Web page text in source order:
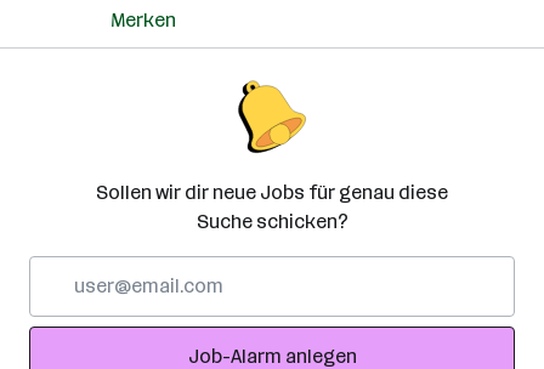
Merken
Sollen wir dir neue Jobs für genau diese
Suche schicken?
Adresse
Job-Alarm anlegen